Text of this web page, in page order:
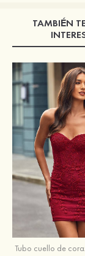
TAMBIÉN